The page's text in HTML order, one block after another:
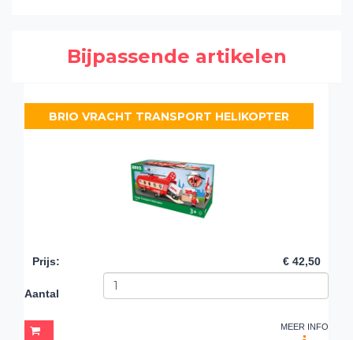
Bijpassende artikelen
BRIO VRACHT TRANSPORT HELIKOPTER
Prijs: € 42,50
Aantal
MEER INFO